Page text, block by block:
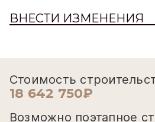
ВНЕСТИ ИЗМЕНЕНИЯ
Стоимость
18 642 750₽
Возможно поэтапное